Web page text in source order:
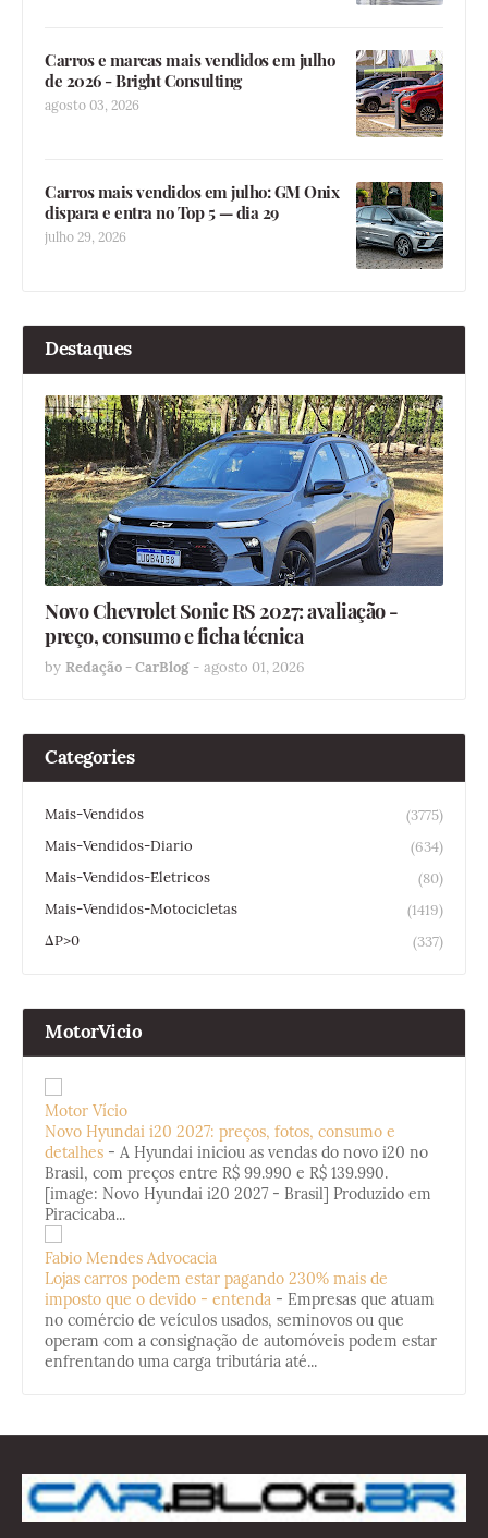
Carros e marcas mais vendidos em julho
de 2026 - Bright Consulting
agosto 03, 2026
Carros mais vendidos em julho: GM Onix
dispara e entra no Top 5 — dia 29
julho 29, 2026
Destaques
Novo Chevrolet Sonic RS 2027: avaliação -
preço, consumo e ficha técnica
by Redação - CarBlog - agosto 01, 2026
Categories
Mais-Vendidos
(3775)
Mais-Vendidos-Diario
(634)
Mais-Vendidos-Eletricos
(80)
Mais-Vendidos-Motocicletas
(1419)
ΔP>0
(337)
MotorVicio
Motor Vício
Novo Hyundai i20 2027: preços, fotos, consumo e
detalhes - A Hyundai iniciou as vendas do novo i20 no
Brasil, com preços entre R$ 99.990 e R$ 139.990.
[image: Novo Hyundai i20 2027 - Brasil] Produzido em
Piracicaba...
Fabio Mendes Advocacia
Lojas carros podem estar pagando 230% mais de
imposto que o devido - entenda - Empresas que atuam
no comércio de veículos usados, seminovos ou que
operam com a consignação de automóveis podem estar
enfrentando uma carga tributária até...